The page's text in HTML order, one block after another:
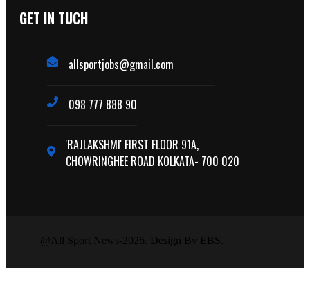
GET IN TUCH
allsportjobs@gmail.com
098 777 888 90
'RAJLAKSHMI' FIRST FLOOR 91A,
CHOWRINGHEE ROAD KOLKATA- 700 020
@All Sport News-2026. Design By EBS.